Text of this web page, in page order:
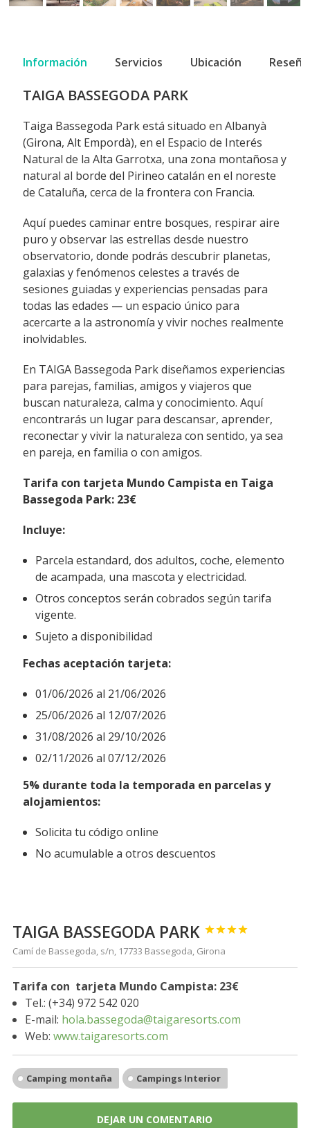
Información Servicios Ubicación
TAIGA BASSEGODA PARK
Taiga Bassegoda Park está situado en Albanyà
(Girona, Alt Empordà), en el Espacio de Interés
Natural de la Alta Garrotxa, una zona montañosa y
natural al borde del Pirineo catalán en el noreste
de Cataluña, cerca de la frontera con Francia.
Aquí puedes caminar entre bosques, respirar aire
puro y observar las estrellas desde nuestro
observatorio, donde podrás descubrir planetas,
galaxias y fenómenos celestes a través de
sesiones guiadas y experiencias pensadas para
todas las edades — un espacio único para
acercarte a la astronomía y vivir noches realmente
inolvidables.
En TAIGA Bassegoda Park diseñamos experiencias
para parejas, familias, amigos y viajeros que
buscan naturaleza, calma y conocimiento. Aquí
encontrarás un lugar para descansar, aprender,
reconectar y vivir la naturaleza con sentido, ya sea
en pareja, en familia o con amigos.
Tarifa con tarjeta Mundo Campista en Taiga
Bassegoda Park: 23€
Incluye:
Parcela estandard, dos adultos, coche, elemento
de acampada, una mascota y electricidad.
Otros conceptos serán cobrados según tarifa
vigente.
Sujeto a disponibilidad
Fechas aceptación tarjeta:
01/06/2026 al 21/06/2026
25/06/2026 al 12/07/2026
31/08/2026 al 29/10/2026
02/11/2026 al 07/12/2026
5% durante toda la temporada en parcelas y
alojamientos:
Solicita tu código online
No acumulable a otros descuentos
TAIGA BASSEGODA PARK 



Camí de Bassegoda, s/n, 17733 Bassegoda, Girona
Tarifa con tarjeta Mundo Campista: 23€
Tel.: (+34) 972 542 020
E-mail: hola.bassegoda@taigaresorts.com
Web:www.taigaresorts.com
Camping montaña Campings Interior
DEJAR UN COMENTARIO